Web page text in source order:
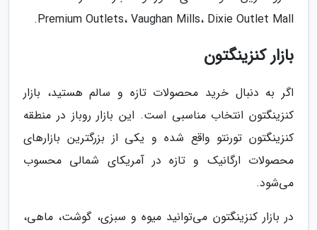
Premium Outlets، Vaughan Mills، Dixie Outlet Mall.
بازار کنزینگتون
اگر به دنبال خرید محصولات تازه و سالم هستید، بازار
کنزینگتون انتخاب مناسبی است. این بازار روباز در منطقه
کنزینگتون تورنتو واقع شده و یکی از بزرگترین بازارهای
محصولات ارگانیک و تازه در آمریکای شمالی محسوب
می‌شود.
در بازار کنزینگتون می‌توانید میوه و سبزی، گوشت، ماهی،